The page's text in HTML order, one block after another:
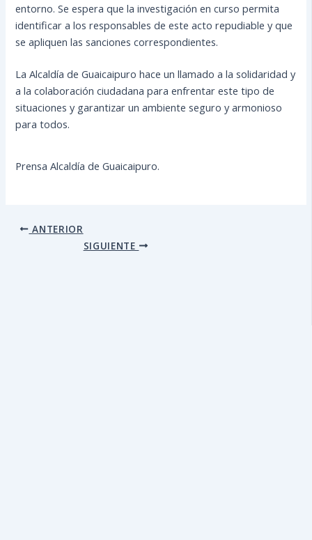
entorno. Se espera que la investigación en curso permita
identificar a los responsables de este acto repudiable y que
se apliquen las sanciones correspondientes.
La Alcaldía de Guaicaipuro hace un llamado a la solidaridad y
a la colaboración ciudadana para enfrentar este tipo de
situaciones y garantizar un ambiente seguro y armonioso
para todos.
Prensa Alcaldía de Guaicaipuro.
ANTERIOR
SIGUIENTE